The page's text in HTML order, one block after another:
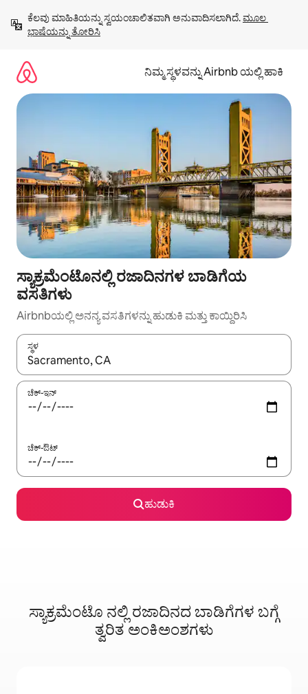
ಹೋಗಿ
ಕೆಲವು ಮಾಹಿತಿಯನ್ನು ಸ್ವಯಂಚಾಲಿತವಾಗಿ ಅನುವಾದಿಸಲಾಗಿದೆ. ಮೂಲ
ಭಾಷೆಯನ್ನು ತೋರಿಸಿ
ನಿಮ್ಮ ಸ್ಥಳವನ್ನು Airbnb ಯಲ್ಲಿ ಹಾಕಿ
ಸ್ಯಾಕ್ರಮೆಂಟೊನಲ್ಲಿ ರಜಾದಿನಗಳ ಬಾಡಿಗೆಯ
ವಸತಿಗಳು
Airbnbಯಲ್ಲಿ ಅನನ್ಯ ವಸತಿಗಳನ್ನು ಹುಡುಕಿ ಮತ್ತು ಕಾಯ್ದಿರಿಸಿ
ಸ್ಥಳ
ಫಲಿತಾಂಶಗಳು ಲಭ್ಯವಿರುವಾಗ, ಅಪ್ ಮತ್ತು ಡೌನ್ ಬಾಣದ ಕೀಲಿಗಳೊಂದಿಗೆ
ಚೆಕ್-ಇನ್
ಚೆಕ್-ಔಟ್
ಹುಡುಕಿ
ಸ್ಯಾಕ್ರಮೆಂಟೊ ನಲ್ಲಿ ರಜಾದಿನದ ಬಾಡಿಗೆಗಳ ಬಗ್ಗೆ
ತ್ವರಿತ ಅಂಕಿಅಂಶಗಳು